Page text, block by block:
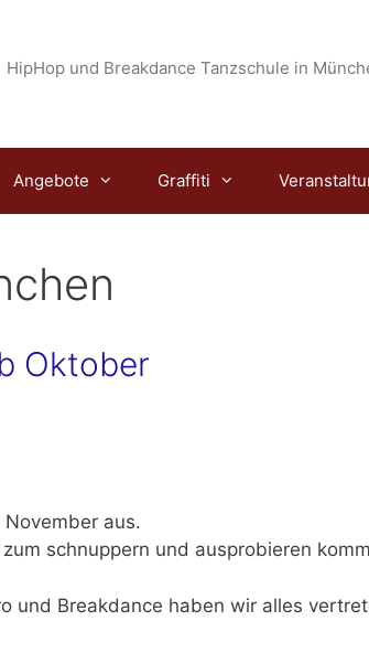
HipHop und Breakdance Tanzschule in
Angebote Graffiti
Oktober
November aus.
schnuppern und ausprobieren
und Breakdance haben wir alles